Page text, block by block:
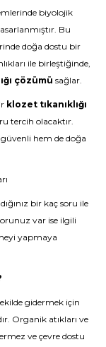
biyolojik
Bu
doğa dostu bir
ile birleştiğinde,
çözümü sağlar.
klozet tıkanıklığı
tercih olacaktır.
hem de doğa
bir kaç soru ile
var ise ilgili
yapmaya
gidermek için
Organik atıkları ve
ve çevre dostu